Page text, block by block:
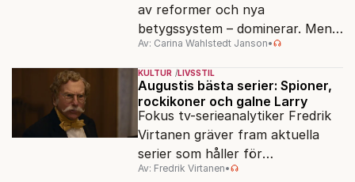
av reformer och nya
betygssystem – dominerar. Men
vem äger berättelsen om skolan?
Av: Carina Wahlstedt Janson•
KULTUR LIVSSTIL
Augustis bästa serier: Spioner,
rockikoner och galne Larry
Fokus tv-serieanalytiker Fredrik
Virtanen gräver fram aktuella
serier som håller för
augustisoffan – när
Av: Fredrik Virtanen•